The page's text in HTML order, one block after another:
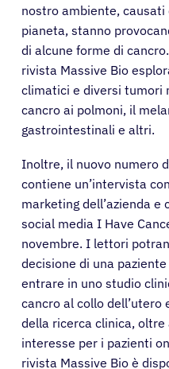
nostro ambiente,
pianeta, stanno
di alcune forme di
rivista Massive Bio
climatici e diversi tumori
cancro ai polmoni, il
gastrointestinali e altri.
Inoltre, il nuovo numero
contiene un’intervista
marketing dell’azienda
social media I Have
novembre. I lettori
decisione di una
entrare in uno studio
cancro al collo dell’utero
della ricerca clinica,
interesse per i pazienti
rivista Massive Bio è